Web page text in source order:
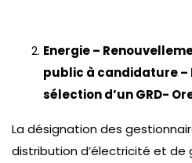
Energie –
public à candidature –
sélection d’un GRD-
La désignation des
distribution d’électricité et de